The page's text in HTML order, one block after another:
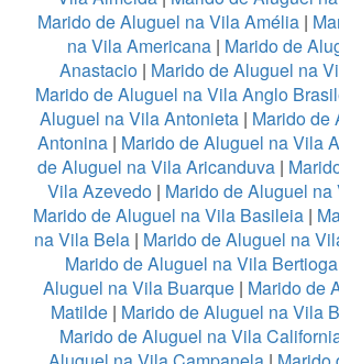
Marido de Aluguel na Vila Amélia |
na Vila Americana| Marido de
Anastacio | Marido de Aluguel na
Marido de Aluguel na Vila Anglo
Aluguel na Vila Antonieta| Marido de
Antonina | Marido de Aluguel na Vila
de Aluguel na Vila Aricanduva |
Vila Azevedo| Marido de Aluguel
Marido de Aluguel na Vila Basileia |
na Vila Bela | Marido de Aluguel na
Marido de Aluguel na Vila Bertioga
Aluguel na Vila Buarque | Marido de
Matilde | Marido de Aluguel na Vila
Marido de Aluguel na Vila